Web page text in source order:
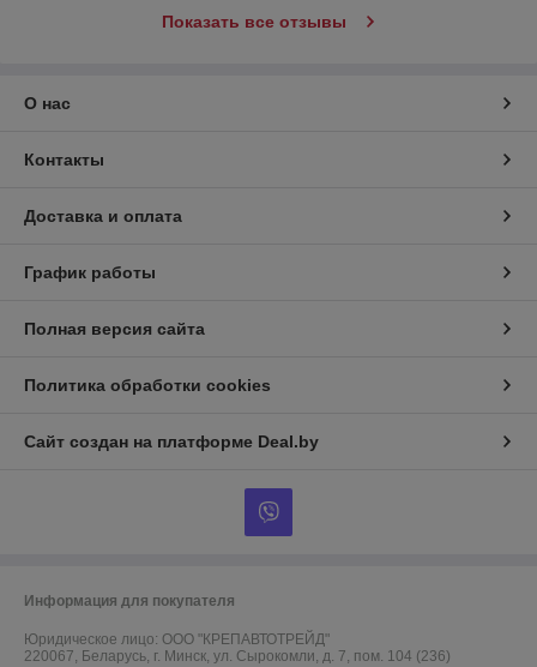
Показать все отзывы
О нас
Контакты
Доставка и оплата
График работы
Полная версия сайта
Политика обработки cookies
Сайт создан на платформе Deal.by
Информация для покупателя
Юридическое лицо: ООО "КРЕПАВТОТРЕЙД"
220067, Беларусь, г. Минск, ул. Сырокомли, д. 7, пом. 104 (236)